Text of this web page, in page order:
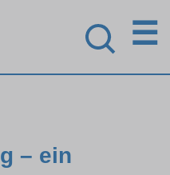
☰
– ein